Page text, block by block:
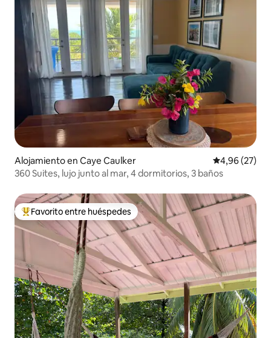
Alojamiento en Caye Caulker Calificación
4,96 (27)
360 Suites, lujo junto al mar, 4 dormitorios, 3 baños
Favorito entre los huéspedes más destacados
Favorito entre huéspedes